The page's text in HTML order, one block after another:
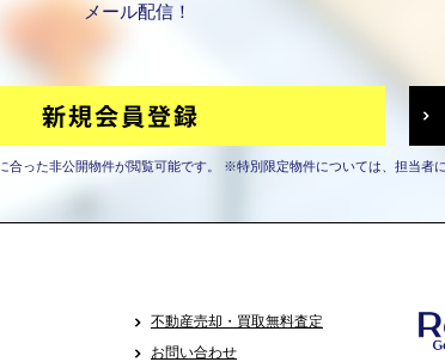
メール配信！
った非公開物件が閲覧可能です。 ※特別限定物件については、担当者
不動産売却・買取無料査定
お問い合わせ